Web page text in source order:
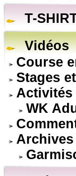
T-
Vidéos
Course
Stages
Activités
WK